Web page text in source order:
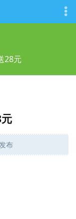
28元
布